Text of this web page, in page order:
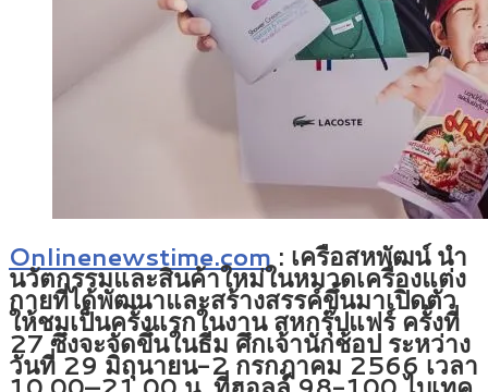
Onlinenewstime.com: เครือสหพัฒน์ นำ
นวัตกรรมและสินค้าใหม่ในหมวดเครื่องแต่ง
กายที่ได้พัฒนาและสร้างสรรค์ขึ้นมาเปิดตัว
ให้ชมเป็นครั้งแรกในงาน สหกรุ๊ปแฟร์ ครั้งที่
27 ซึ่งจะจัดขึ้นในธีม ศึกเจ้านักช้อป ระหว่าง
วันที่ 29 มิถุนายน-2 กรกฎาคม 2566 เวลา